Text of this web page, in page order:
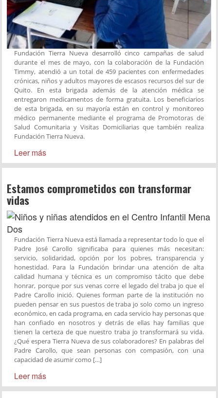
Fundación Tierra Nueva desarrolló cinco campañas de salud
durante el mes de mayo, con la colaboración de la Fundación
Timmy, atendió a un total de 459 pacientes con enfermedades
crónicas, niños y adultos mayores de escasos recursos del sur de
Quito. En esta brigada además de la atención médica se
entregaron medicamentos de forma gratuita. Los beneficiarios
de esta brigada, en su mayoría están en control y monitoreo
médico permanente mediante el programa de Promotoras de
Salud Comunitaria y Visitas Domiciliarias que también realiza
Fundación Tierra Nueva.
Leer más
Estamos comprometidos con transformar
vidas
Fundación Tierra Nueva está llamada a representar todo lo que el
Padre José Carollo significaba para quienes más necesitan:
servicio, solidaridad, opción por los pobres, transparencia y
honestidad. Para la Fundación brindar una atención de alta
calidad humana y técnica es un compromiso tácito que debe
honrar, porque por sus venas corre el legado del traba jo que el
Padre Carollo inició. Quienes forman parte de la institución no
pueden pensar en sus puestos de traba jo solo como un ingreso
económico, en cada programa, en cada servicio hay personas que
han confiado en nosotros y detrás de ellas hay familias que
tienen la certeza de que nuestro traba jo transformará su vida.
¿Qué espera Tierra Nueva de sus colaboradores? En palabras del
Padre Carollo, que sean personas con compasión, con una
capacidad de asumir como […]
Leer más